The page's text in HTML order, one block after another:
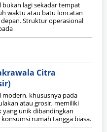
lagi sekadar tempat
waktu atau batu loncatan
Struktur operasional
Citra
khususnya pada
atau grosir, memiliki
yang unik dibandingkan
rumah tangga biasa.